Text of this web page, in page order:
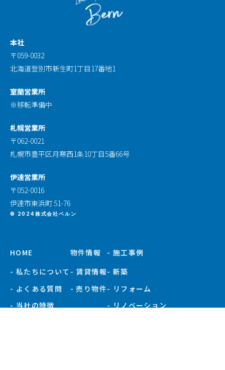
本社
〒059-0032
北海道登別市新生町1丁目17番地1
室蘭営業所
※移転準備中
札幌営業所
〒062-0021
札幌市豊平区月寒西1条10丁目5番66号
伊達営業所
〒052-0016
伊達市東浜町 51-76
© 2024株式会社ベルン
HOME
- 私たちについて
- よくある質問
- 当社の特徴
物件情報
- 賃貸情報
- 売り物件
- 施工事例
- 新築
- リフォーム
- リノベーション